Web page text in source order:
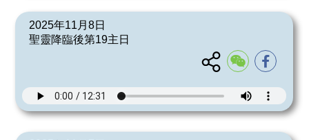
2025年11月8日
聖靈降臨後第19主日